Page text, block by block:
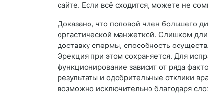
сайте. Если всё сходится, можете не
Доказано, что половой член большего
оргастической манжеткой. Слишком
доставку спермы, способность
Эрекция при этом сохраняется. Для
функционирование зависит от ряда
результаты и одобрительные отклики
возможно исключительно благодаря